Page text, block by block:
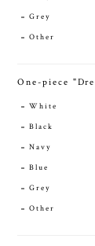
Grey
Other
One-piece
White
Black
Navy
Blue
Grey
Other